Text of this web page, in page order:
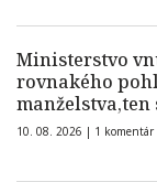
Ministerstvo
rovnakého
10. 08. 2026 | 1 komentár